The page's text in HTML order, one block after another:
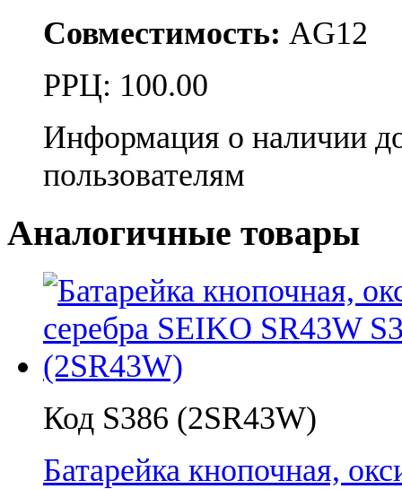
Совместимость: AG12
РРЦ: 100.00
Информация о наличии
пользователям
Аналогичные товары
Код S386 (2SR43W)
Батарейка кнопочная,